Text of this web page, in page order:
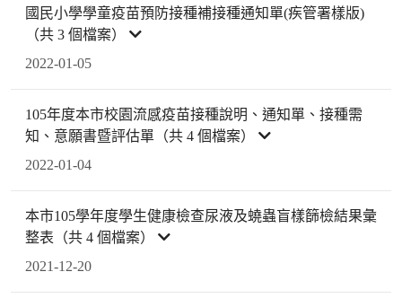
國民小學學童疫苗預防接種補接種通知單(疾管署樣版)
（共 3 個檔案）
2022-01-05
105年度本市校園流感疫苗接種說明、通知單、接種需
知、意願書暨評估單（共 4 個檔案）
2022-01-04
本市105學年度學生健康檢查尿液及蟯蟲盲樣篩檢結果彙
整表（共 4 個檔案）
2021-12-20